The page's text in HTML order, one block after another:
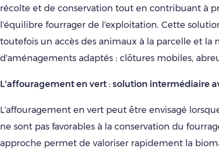
récolte et de conservation tout en contribuant à
l'équilibre fourrager de l'exploitation. Cette
toutefois un accès des animaux à la parcelle et la
d'aménagements adaptés : clôtures mobiles,
L'affouragement en vert : solution intermédiaire
L'affouragement en vert peut être envisagé
ne sont pas favorables à la conservation du
approche permet de valoriser rapidement la